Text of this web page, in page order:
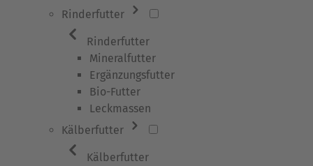
Rinderfutter
Rinderfutter
Mineralfutter
Ergänzungsfutter
Bio-Futter
Leckmassen
Kälberfutter
Kälberfutter